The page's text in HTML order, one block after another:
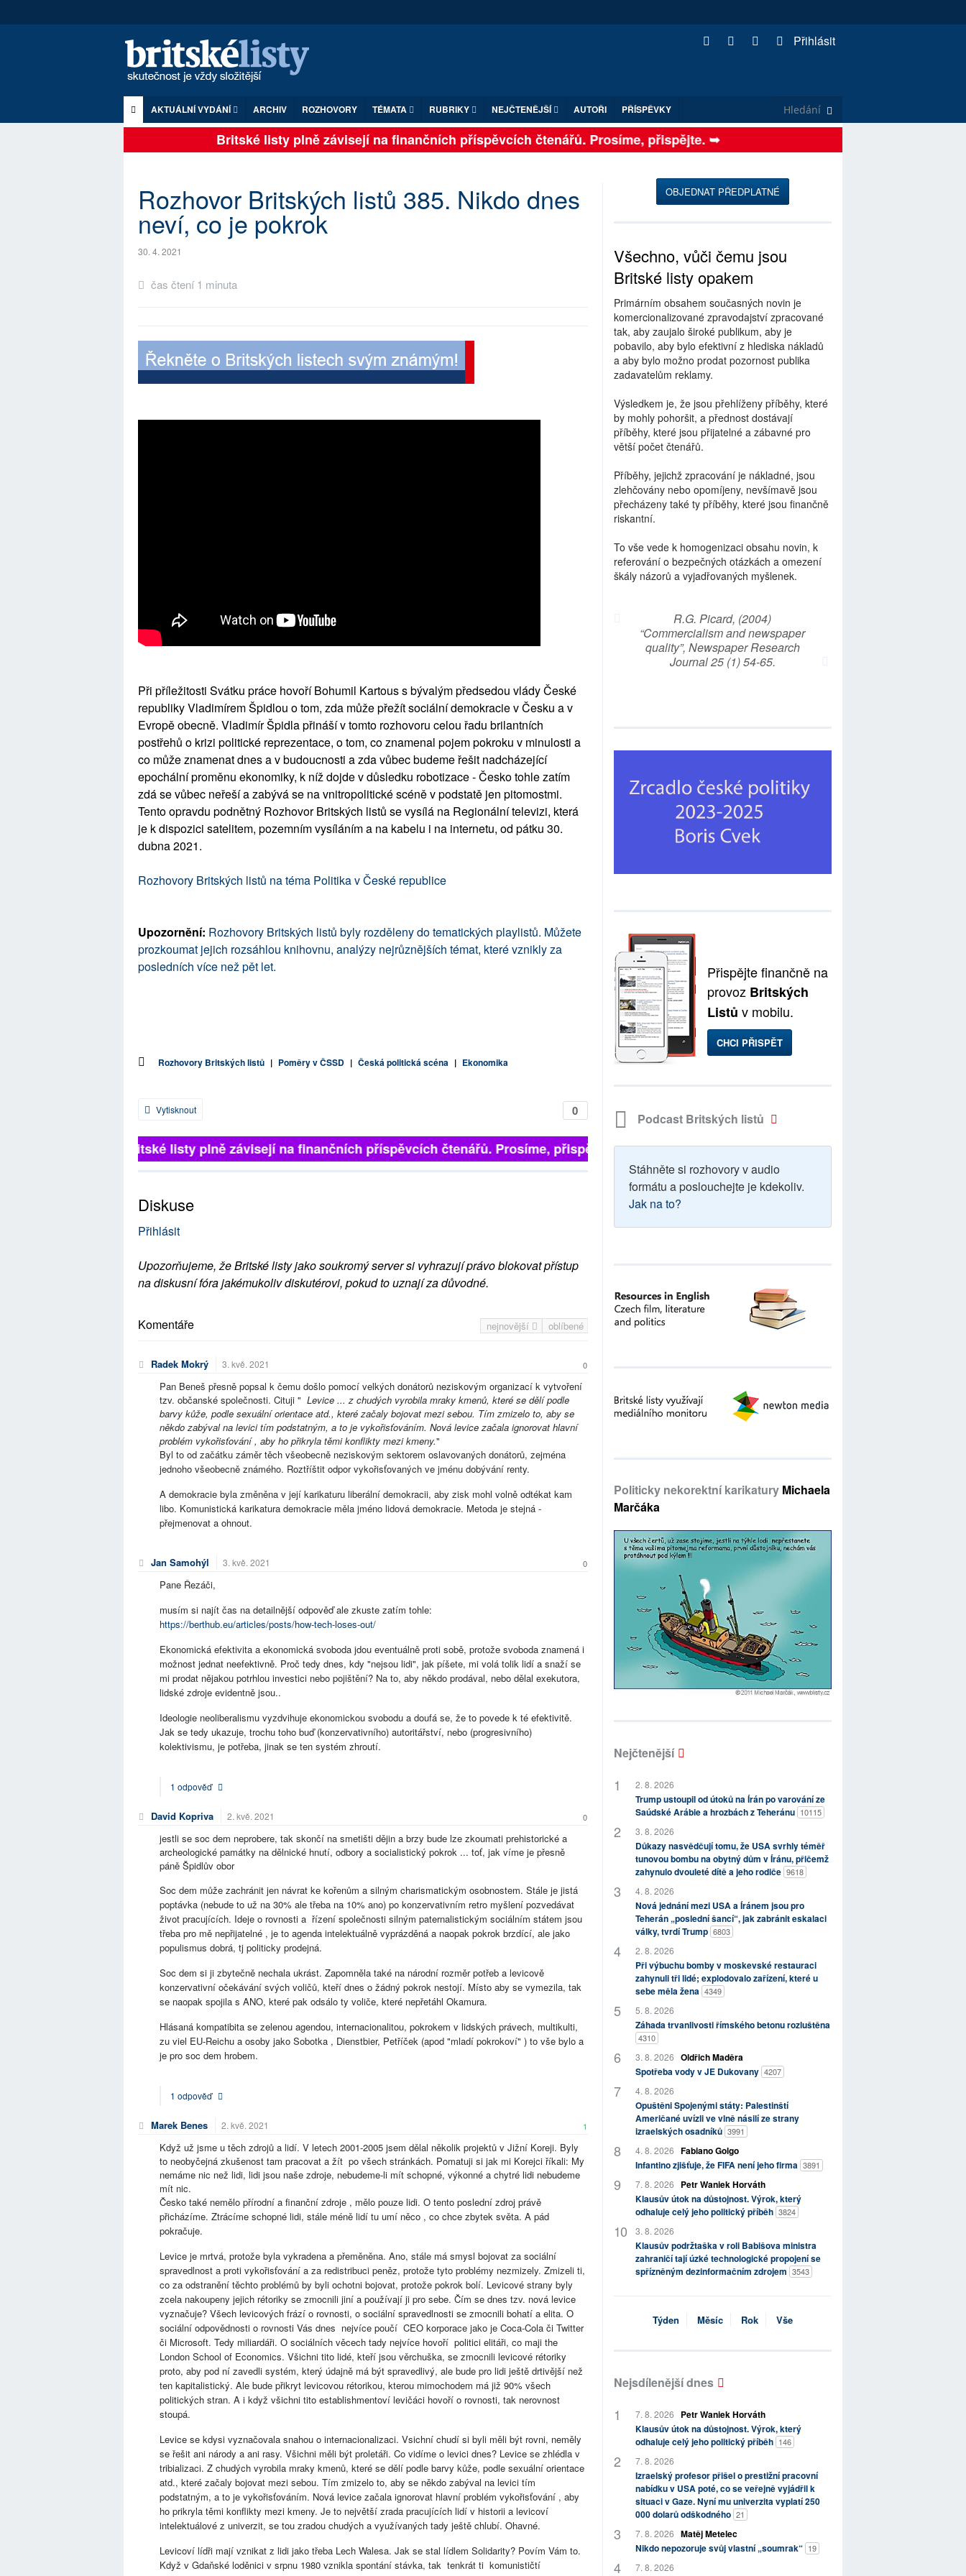
Přihlásit
AKTUÁLNÍ VYDÁNÍ ARCHIV ROZHOVORY TÉMATA RUBRIKY NEJČTENĚJŠÍ AUTOŘI PŘÍSPĚVKY
Britské listy plně závisejí na finančních příspěvcích čtenářů. Prosíme, přispějte. ➥
Rozhovor Britských listů 385. Nikdo dnes
neví, co je pokrok
30. 4. 2021
čas čtení 1 minuta
Při příležitosti Svátku práce hovoří Bohumil Kartous s bývalým předsedou vlády České
republiky Vladimírem Špidlou o tom, zda může přežít sociální demokracie v Česku a v
Evropě obecně. Vladimír Špidla přináší v tomto rozhovoru celou řadu brilantních
postřehů o krizi politické reprezentace, o tom, co znamenal pojem pokroku v minulosti a
co může znamenat dnes a v budoucnosti a zda vůbec budeme řešit nadcházející
epochální proměnu ekonomiky, k níž dojde v důsledku robotizace - Česko tohle zatím
zdá se vůbec neřeší a zabývá se na vnitropolitické scéně v podstatě jen pitomostmi.
Tento opravdu podnětný Rozhovor Britských listů se vysílá na Regionální televizi, která
je k dispozici satelitem, pozemním vysíláním a na kabelu i na internetu, od pátku 30.
dubna 2021.
Rozhovory Britských listů na téma Politika v České republice
Upozornění: Rozhovory Britských listů byly rozděleny do tematických playlistů. Můžete
prozkoumat jejich rozsáhlou knihovnu, analýzy nejrůznějších témat, které vznikly za
posledních více než pět let.
Rozhovory Britských listů | Poměry v ČSSD | Česká politická scéna | Ekonomika
0
Vytisknout
Britské listy plně závisejí na finančních příspěvcích čtenářů. Prosíme, přispějte. ➥
Diskuse
Přihlásit
Upozorňujeme, že Britské listy jako soukromý server si vyhrazují právo blokovat přístup
na diskusní fóra jakémukoliv diskutérovi, pokud to uznají za důvodné.
nejnovější oblíbené
Komentáře
Radek Mokrý 3. kvě. 2021 0
Pan Beneš přesně popsal k čemu došlo pomocí velkých donátorů neziskovým organizací k vytvoření
tzv. občanské společnosti. Cituji " Levice ... z chudých vyrobila mraky kmenů, které se dělí podle
barvy kůže, podle sexuální orientace atd., které začaly bojovat mezi sebou. Tím zmizelo to, aby se
někdo zabýval na levici tím podstatným, a to je vykořisťováním. Nová levice začala ignorovat hlavní
problém vykořisťování , aby ho přikryla těmi konflikty mezi kmeny."
Byl to od začátku záměr těch všeobecně neziskovým sektorem oslavovaných donátorů, zejména
jednoho všeobecně známého. Roztříštit odpor vykořisťovaných ve jménu dobývání renty.
A demokracie byla změněna v její karikaturu liberální demokracii, aby zisk mohl volně odtékat kam
libo. Komunistická karikatura demokracie měla jméno lidová demokracie. Metoda je stejná -
přejmenovat a ohnout.
Jan Samohýl 3. kvě. 2021 0
Pane Řezáči,
musím si najít čas na detailnější odpověď ale zkuste zatím tohle:
https://berthub.eu/articles/posts/how-tech-loses-out/
Ekonomická efektivita a ekonomická svoboda jdou eventuálně proti sobě, protože svoboda znamená i
možnost jednat neefektivně. Proč tedy dnes, kdy "nejsou lidi", jak píšete, mi volá tolik lidí a snaží se
mi prodat nějakou potrhlou investici nebo pojištění? Na to, aby někdo prodával, nebo dělal exekutora,
lidské zdroje evidentně jsou..
Ideologie neoliberalismu vyzdvihuje ekonomickou svobodu a doufá se, že to povede k té efektivitě.
Jak se tedy ukazuje, trochu toho buď (konzervativního) autoritářství, nebo (progresivního)
kolektivismu, je potřeba, jinak se ten systém zhroutí.
1 odpověď
David Kopriva 2. kvě. 2021 0
jestli se soc dem neprobere, tak skončí na smetišti dějin a brzy bude lze zkoumati prehistorické a
archeologické památky na dělnické hnutí, odbory a socialistický pokrok ... toť, jak víme je přesně
páně Špidlův obor
Soc dem může zachránit jen návrat ke kořenům a silným charismatickým osobnostem. Stále je jistá
poptávka (nebude to už na 30% ale třeba na 10% ano) po konzervativním retro myšlení pozvedávat
život pracujících. Ideje o rovnosti a řízení společnosti silným paternalistickým sociálním státem jsou
třeba pro mě nepřijatelné , je to agenda intelektuálně vyprázděná a naopak pokrok brzdící, ale jako
populismus dobrá, tj politicky prodejná.
Soc dem si ji zbytečně nechala ukrást. Zapomněla také na národní rozměr potřeb a levicově
konzervativní očekávání svých voličů, kteří dnes o žádný pokrok nestojí. Místo aby se vymezila, tak
se naopak spojila s ANO, které pak odsálo ty voliče, které nepřetáhl Okamura.
Hlásaná kompatibita se zelenou agendou, internacionalitou, pokrokem v lidských právech, multikulti,
zu viel EU-Reichu a osoby jako Sobotka , Dienstbier, Petříček (apod "mladí pokrokoví" ) to vše bylo a
je pro soc dem hrobem.
1 odpověď
Marek Benes 2. kvě. 2021 1
Když už jsme u těch zdrojů a lidí. V letech 2001-2005 jsem dělal několik projektů v Jižní Koreji. Byly
to neobyčejná zkušenost tam pracovat a žít po všech stránkách. Pomatuji si jak mi Korejci říkali: My
nemáme nic než lidi, lidi jsou naše zdroje, nebudeme-li mít schopné, výkonné a chytré lidi nebudeme
mít nic.
Česko také nemělo přírodní a finanční zdroje , mělo pouze lidi. O tento poslední zdroj právě
přicházíme. Ztrácíme schopné lidi, stále méně lidí tu umí něco , co chce zbytek světa. A pád
pokračuje.
Levice je mrtvá, protože byla vykradena a přeměněna. Ano, stále má smysl bojovat za sociální
spravedlnost a proti vykořisťování a za redistribuci peněz, protože tyto problémy nezmizely. Zmizeli ti,
co za odstranění těchto problémů by byli ochotni bojovat, protože pokrok bolí. Levicové strany byly
zcela nakoupeny jejich rétoriky se zmocnili jiní a používají ji pro sebe. Čím se dnes tzv. nová levice
vyznačuje? Všech levicových frází o rovnosti, o sociální spravedlnosti se zmocnili bohatí a elita. O
sociální odpovědnosti o rovnosti Vás dnes nejvíce poučí CEO korporace jako je Coca-Cola či Twitter
či Microsoft. Tedy miliardáři. O sociálních věcech tady nejvíce hovoří politici elitáři, co maji the
London School of Economics. Všichni tito lidé, kteří jsou věrchuška, se zmocnili levicové rétoriky
proto, aby pod ní zavedli systém, který údajně má být spravedlivý, ale bude pro lidi ještě drtivější než
ten kapitalistický. Ale bude přikryt levicovou rétorikou, kterou mimochodem má již 90% všech
politických stran. A i když všichni tito establishmentoví levičáci hovoří o rovnosti, tak nerovnost
stoupá.
Levice se kdysi vyznačovala snahou o internacionalizaci. Vsichní chudí si byli měli být rovni, neměly
se řešit ani národy a ani rasy. Všichni měli být proletáři. Co vidíme o levici dnes? Levice se zhlédla v
tribializaci. Z chudých vyrobila mraky kmenů, které se dělí podle barvy kůže, podle sexuální orientace
atd., které začaly bojovat mezi sebou. Tím zmizelo to, aby se někdo zabýval na levici tím
podstatným, a to je vykořisťováním. Nová levice začala ignorovat hlavní problém vykořisťování , aby
ho prikryla těmi konflikty mezi kmeny. Je to největší zrada pracujících lidí v historii a levicoví
intelektuálové z univerzit, se tou zradou chudých a využívaných tady ještě chlubí. Ohavné.
Levicoví lídři mají vznikat z lidi jako třeba Lech Walesa. Jak se stal lídlem Solidarity? Povím Vám to.
Když v Gdaňské loděnici v srpnu 1980 vznikla spontání stávka, tak tenkrát ti komunističtí
OBJEDNAT PŘEDPLATNÉ
Všechno, vůči čemu jsou
Britské listy opakem
Primárním obsahem současných novin je
komercionalizované zpravodajství zpracované
tak, aby zaujalo široké publikum, aby je
pobavilo, aby bylo efektivní z hlediska nákladů
a aby bylo možno prodat pozornost publika
zadavatelům reklamy.
Výsledkem je, že jsou přehlíženy příběhy, které
by mohly pohoršit, a přednost dostávají
příběhy, které jsou přijatelné a zábavné pro
větší počet čtenářů.
Příběhy, jejichž zpracování je nákladné, jsou
zlehčovány nebo opomíjeny, nevšímavě jsou
přecházeny také ty příběhy, které jsou finančně
riskantní.
To vše vede k homogenizaci obsahu novin, k
referování o bezpečných otázkách a omezení
škály názorů a vyjadřovaných myšlenek.
R.G. Picard, (2004)
“Commercialism and newspaper
quality”, Newspaper Research
Journal 25 (1) 54-65.
Přispějte finančně na
provoz Britských
Listů v mobilu.
CHCI PŘISPĚT
Podcast Britských listů
Stáhněte si rozhovory v audio
formátu a poslouchejte je kdekoliv.
Jak na to?
Politicky nekorektní karikatury Michaela
Marčáka
Nejčtenější
2. 8. 2026
Trump ustoupil od útoků na Írán po varování ze
Saúdské Arábie a hrozbách z Teheránu 10115
3. 8. 2026
Důkazy nasvědčují tomu, že USA svrhly téměř
tunovou bombu na obytný dům v Íránu, přičemž
zahynulo dvouleté dítě a jeho rodiče 9618
4. 8. 2026
Nová jednání mezi USA a Íránem jsou pro
Teherán „poslední šancí“, jak zabránit eskalaci
války, tvrdí Trump 6803
2. 8. 2026
Při výbuchu bomby v moskevské restauraci
zahynuli tři lidé; explodovalo zařízení, které u
sebe měla žena 4349
5. 8. 2026
Záhada trvanlivosti římského betonu rozluštěna
4310
3. 8. 2026 Oldřich Maděra
Spotřeba vody v JE Dukovany 4207
4. 8. 2026
Opuštěni Spojenými státy: Palestinští
Američané uvízli ve vlně násilí ze strany
izraelských osadníků 3991
4. 8. 2026 Fabiano Golgo
Infantino zjišťuje, že FIFA není jeho firma 3891
7. 8. 2026
Petr Waniek Horváth
Klausův útok na důstojnost. Výrok, který
odhaluje celý jeho politický příběh 3824
3. 8. 2026
Klausův podržtaška v roli Babišova ministra
zahraničí tají úzké technologické propojení se
spřízněným dezinformačním zdrojem 3543
Týden Měsíc Rok Vše
Nejsdílenější dnes
7. 8. 2026
Petr Waniek Horváth
Klausův útok na důstojnost. Výrok, který
odhaluje celý jeho politický příběh 146
7. 8. 2026
Izraelský profesor přišel o prestižní pracovní
nabídku v USA poté, co se veřejně vyjádřil k
situaci v Gaze. Nyní mu univerzita vyplatí 250
000 dolarů odškodného 21
7. 8. 2026 Matěj Metelec
Nikdo nepozoruje svůj vlastní „soumrak“ 19
7. 8. 2026